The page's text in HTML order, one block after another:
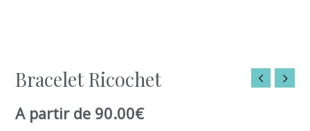
Bracelet Ricochet
A partir de 90.00€
Bracelet